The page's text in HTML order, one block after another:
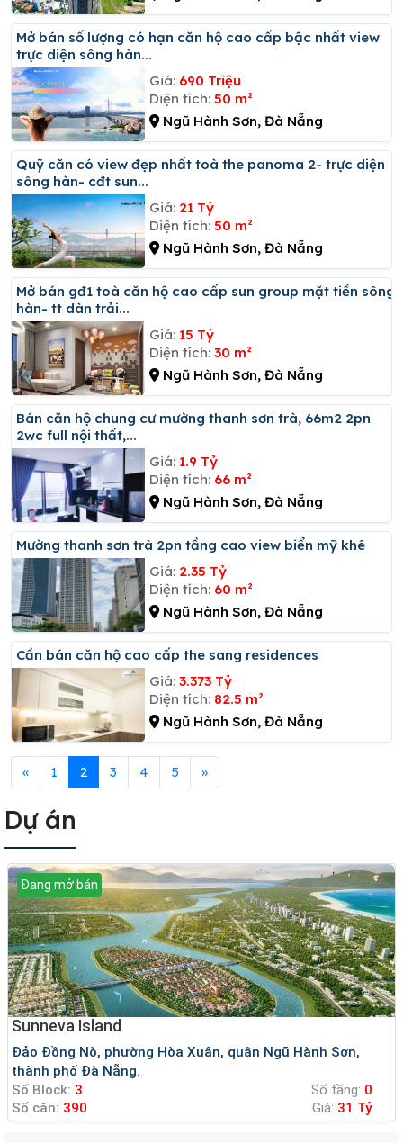
Mở bán số lượng có hạn căn hộ cao cấp bậc nhất view
trực diện sông hàn...
Giá: 690 Triệu
Diện tích: 50 m²
Ngũ Hành Sơn, Đà Nẵng
Quỹ căn có view đẹp nhất toà the panoma 2- trực diện
sông hàn- cđt sun...
Giá: 21 Tỷ
Diện tích: 50 m²
Ngũ Hành Sơn, Đà Nẵng
Mở bán gđ1 toà căn hộ cao cấp sun group mặt tiền sông
hàn- tt dàn trải...
Giá: 15 Tỷ
Diện tích: 30 m²
Ngũ Hành Sơn, Đà Nẵng
Bán căn hộ chung cư mường thanh sơn trà, 66m2 2pn
2wc full nội thất,...
Giá: 1.9 Tỷ
Diện tích: 66 m²
Ngũ Hành Sơn, Đà Nẵng
Mường thanh sơn trà 2pn tầng cao view biển mỹ khê
Giá: 2.35 Tỷ
Diện tích: 60 m²
Ngũ Hành Sơn, Đà Nẵng
Cần bán căn hộ cao cấp the sang residences
Giá: 3.373 Tỷ
Diện tích: 82.5 m²
Ngũ Hành Sơn, Đà Nẵng
« 1 2 3 4 5 »
Dự án
Đang mở bán
Sunneva Island
Đảo Đồng Nò, phường Hòa Xuân, quận Ngũ Hành Sơn,
thành phố Đà Nẵng.
Số Block: 3 Số tầng: 0
Số căn: 390 Giá: 31 Tỷ